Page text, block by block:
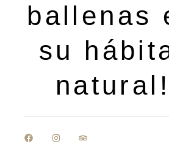
ballenas
su
natural!